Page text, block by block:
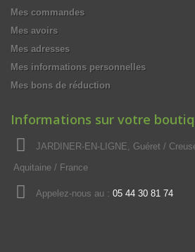
Mes commandes
Mes avoirs
Mes adresses
Mes informations personnelles
Mes bons de réduction
Informations sur votre
JARDINER-EN-LIGNE, Guéret /
Aquitaine / France
Appelez-nous au : 05 44 30 81 74